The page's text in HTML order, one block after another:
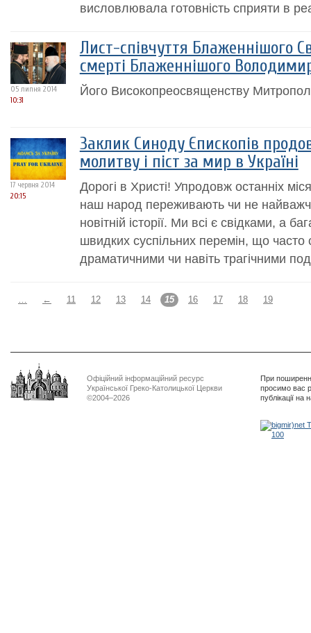
висловлювала готовність сприяти в
05 липня 2014
10:31
Лист-співчуття Блаженнішого
смерті Блаженнішого
Його Високопреосвященству
17 червня 2014
20:15
Заклик Синоду Єпископів
молитву і піст за мир в Україні
Дорогі в Христі! Упродовж останніх
наш народ переживають чи не
новітній історії. Ми всі є свідками, а
швидких суспільних перемін, що
драматичними чи навіть трагічними
… ← 11 12 13 14 15 16 17 18 19
Офіційний інформаційний ресурс
Української Греко-Католицької Церкви
©2004–2026
При
просимо вас
публікації на